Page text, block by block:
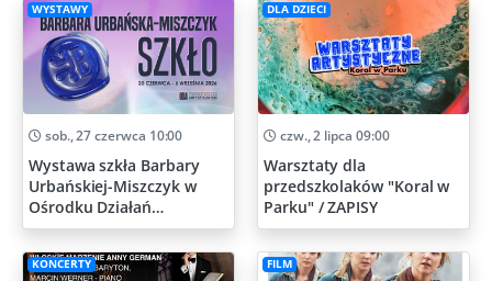
WYSTAWY
sob., 27 czerwca 10:00
Wystawa szkła Barbary
Urbańskiej-Miszczyk w
Ośrodku Działań
Artystycznych
DLA DZIECI
czw., 2 lipca 09:00
Warsztaty dla
przedszkolaków "Koral w
Parku" / ZAPISY
KONCERTY FILM